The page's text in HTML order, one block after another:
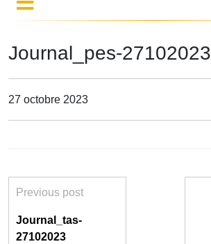
Journal_pes-27102023
27 octobre 2023
Previous post
Journal_tas-
27102023